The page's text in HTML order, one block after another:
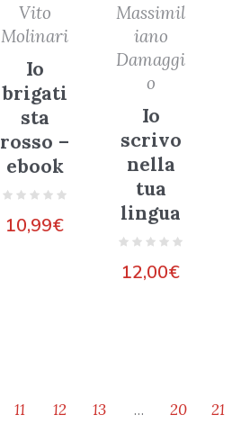
Vito
Molinari
Io
brigati
sta
rosso –
ebook
10,99€
Massimil
iano
Damaggi
o
Io
scrivo
nella
tua
lingua
12,00€
11 12 13 … 20 21